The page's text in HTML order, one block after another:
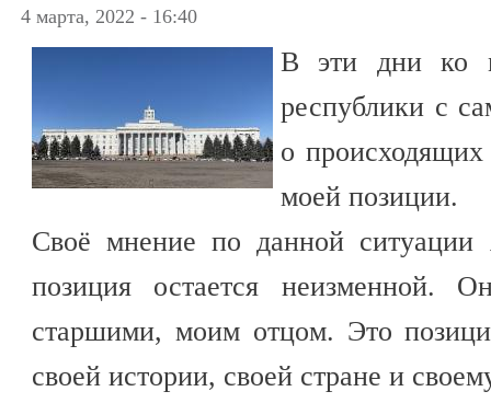
4 марта, 2022 - 16:40
В эти дни ко
республики с
о
моей позиции.
Своё мнение по данной
позиция остается неизменной.
старшими, моим отцом. Это
своей истории, своей стране и